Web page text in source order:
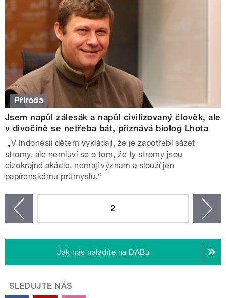
Příroda
Jsem napůl zálesák a napůl civilizovaný člověk, ale
v divočině se netřeba bát, přiznává biolog Lhota
„V Indonésii dětem vykládají, že je zapotřebí sázet
stromy, ale nemluví se o tom, že ty stromy jsou
cizokrajné akácie, nemají význam a slouží jen
papírenskému průmyslu.“
2
Jak nás naladíte na DABu
SLEDUJTE NÁS